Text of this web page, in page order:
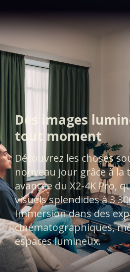
Des images
tout moment​
Découvrez les choses
nouveau jour grâce à la
avancée du X2-4K Pro,
visuels splendides à 3
Immersion dans des
cinématographiques,
espaces lumineux.